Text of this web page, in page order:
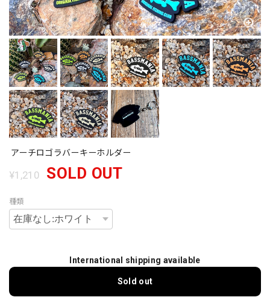
アーチロゴラバーキーホルダー
¥1,210 SOLD OUT
種類
International shipping available
Sold out